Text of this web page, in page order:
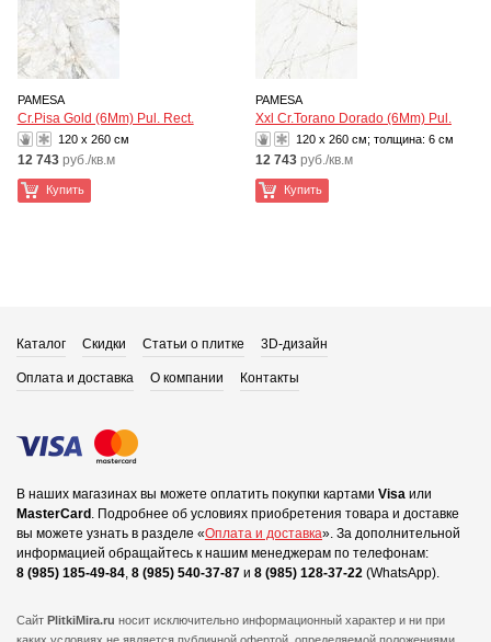
PAMESA
Cr.Pisa Gold (6Mm) Pul. Rect.
120 x 260 см
12 743 руб./кв.м
Купить
PAMESA
Xxl Cr.Torano Dorado (6Mm) Pul.
120 x 260 см; толщина: 6 см
12 743 руб./кв.м
Купить
Каталог Скидки Статьи о плитке 3D-дизайн
Оплата и доставка О компании Контакты
В наших магазинах вы можете оплатить покупки картами Visa или
MasterCard . Подробнее об условиях приобретения товара и доставке
вы можете узнать в разделе «Оплата и доставка». За дополнительной
информацией обращайтесь к нашим менеджерам по телефонам:
8 (985) 185-49-84, 8 (985) 540-37-87 и 8 (985) 128-37-22 (WhatsApp).
Сайт PlitkiMira.ru носит исключительно информационный характер и ни при